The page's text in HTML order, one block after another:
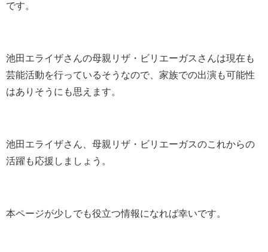
です。
池田エライザさんの母親リザ・ビリエーガスさんは現在も
芸能活動を行っているそうなので、家族での出演も可能性
はありそうにも思えます。
池田エライザさん、母親リザ・ビリエーガスのこれからの
活躍も応援しましょう。
本ページが少しでも役立つ情報になれば幸いです。